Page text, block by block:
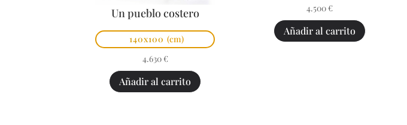
Un pueblo costero
140x100 (cm)
4.630 €
Añadir al carrito
4.500 €
Añadir al carrito